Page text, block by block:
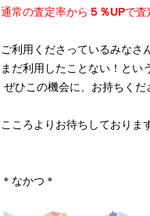
通常の査定率から ５％UPで査
ご利用くださっているみなさ
まだ利用したことない！とい
ぜひこの機会に、お持ちくだ
こころよりお待ちしておりま
＊なかつ＊